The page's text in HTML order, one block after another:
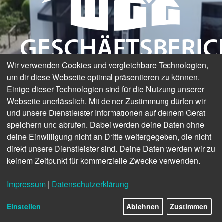
2024
Wir verwenden Cookies und vergleichbare Technologien,
um dir diese Webseite optimal präsentieren zu können.
Einige dieser Technologien sind für die Nutzung unserer
Webseite unerlässlich. Mit deiner Zustimmung dürfen wir
und unsere Dienstleister Informationen auf deinem Gerät
speichern und abrufen. Dabei werden deine Daten ohne
deine Einwilligung nicht an Dritte weitergegeben, die nicht
direkt unsere Dienstleister sind. Deine Daten werden wir zu
keinem Zeitpunkt für kommerzielle Zwecke verwenden.
Impressum | Datenschutzerklärung
Einstellen Ablehnen Zustimmen